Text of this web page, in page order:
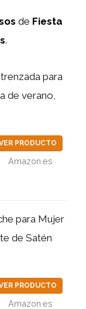
de Fiesta
.
para
de verano,
PRODUCTO
Amazon.es
para Mujer
de Satén
PRODUCTO
Amazon.es